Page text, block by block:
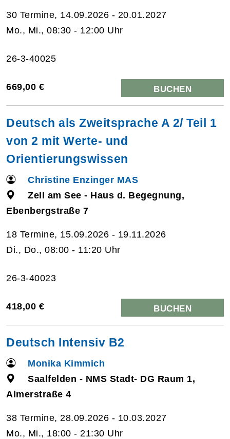
30 Termine, 14.09.2026 - 20.01.2027
Mo., Mi., 08:30 - 12:00 Uhr
26-3-40025
669,00 € BUCHEN
Deutsch als Zweitsprache A 2/ Teil 1
von 2 mit Werte- und
Orientierungswissen
Christine Enzinger MAS
Zell am See - Haus d. Begegnung,
Ebenbergstraße 7
18 Termine, 15.09.2026 - 19.11.2026
Di., Do., 08:00 - 11:20 Uhr
26-3-40023
418,00 € BUCHEN
Deutsch Intensiv B2
Monika Kimmich
Saalfelden - NMS Stadt- DG Raum 1,
Almerstraße 4
38 Termine, 28.09.2026 - 10.03.2027
Mo., Mi., 18:00 - 21:30 Uhr